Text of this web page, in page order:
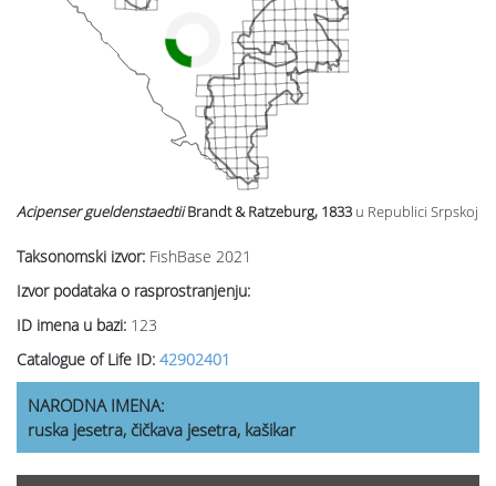
Taksonomski izvor: FishBase 2021
Izvor podataka o rasprostranjenju:
ID imena u bazi: 123
Catalogue of Life ID: 42902401
Acipenser gueldenstaedtiiBrandt & Ratzeburg, 1833 u Republici Srpskoj
NARODNA IMENA:
ruska jesetra, čičkava jesetra, kašikar